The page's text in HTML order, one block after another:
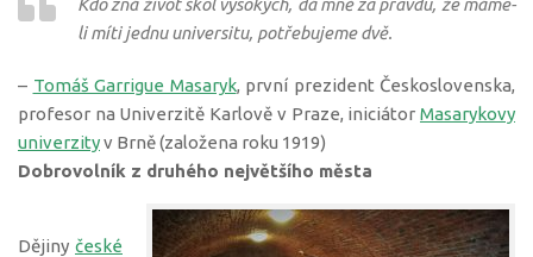
Kdo zná život škol vysokých, dá mně za pravdu, že máme-
li míti jednu universitu, potřebujeme dvě.
– Tomáš Garrigue Masaryk, první prezident Československa,
profesor na Univerzitě Karlově v Praze, iniciátor Masarykovy
univerzityv Brně (založena roku 1919)
Dobrovolník z druhého největšího města
Dějiny české